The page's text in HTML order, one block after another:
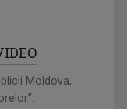
Moldova,